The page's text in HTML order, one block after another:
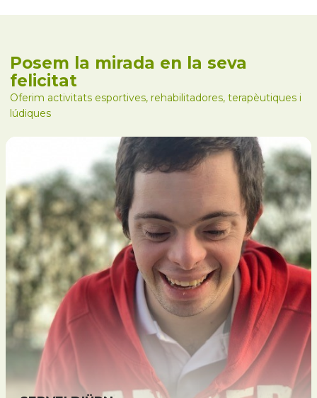
Posem la mirada en la seva
felicitat
Oferim activitats esportives, rehabilitadores, terapèutiques i
lúdiques